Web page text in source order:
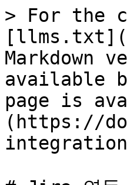
> For the
Markdown
available
page is
(https://